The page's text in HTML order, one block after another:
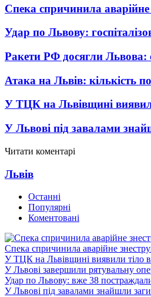
Спека спричинила
Удар по Львову:
Ракети РФ досягли
Атака на Львів: кількість
У ТЦК на Львівщині
У Львові під завалами
Читати коментарі
Львів
Останні
Популярні
Коментовані
Спека спричинила аварійне
У ТЦК на Львівщині виявили тіло
У Львові завершили рятувальну
Удар по Львову: вже 38
У Львові під завалами знайшли